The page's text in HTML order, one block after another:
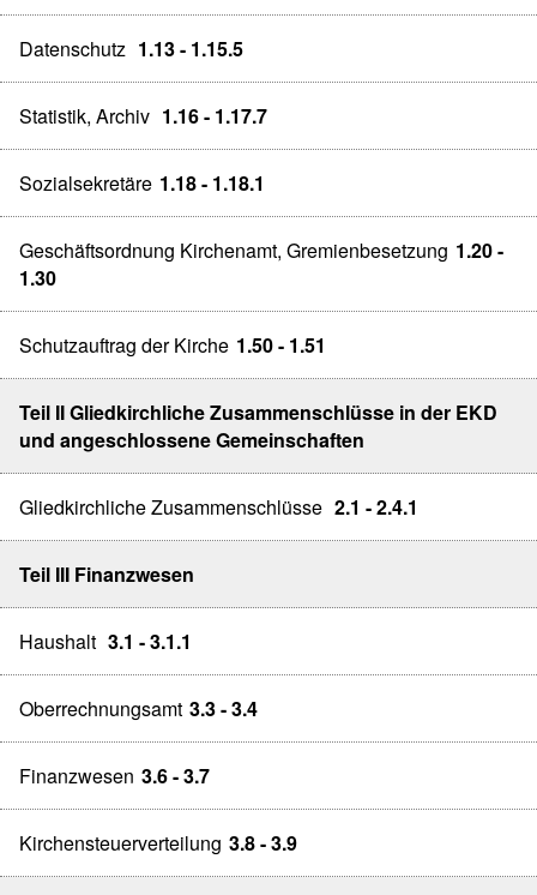
Datenschutz 1.13 - 1.15.5
Statistik, Archiv 1.16 - 1.17.7
Sozialsekretäre 1.18 - 1.18.1
Geschäftsordnung Kirchenamt, Gremienbesetzung 1.20 -
1.30
Schutzauftrag der Kirche 1.50 - 1.51
Teil II Gliedkirchliche Zusammenschlüsse in der EKD
und angeschlossene Gemeinschaften
Gliedkirchliche Zusammenschlüsse 2.1 - 2.4.1
Teil III Finanzwesen
Haushalt 3.1 - 3.1.1
Oberrechnungsamt 3.3 - 3.4
Finanzwesen 3.6 - 3.7
Kirchensteuerverteilung 3.8 - 3.9